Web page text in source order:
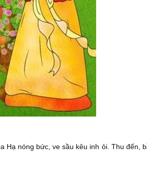
Hạ nóng bức, ve sầu kêu inh ỏi. Thu đến,